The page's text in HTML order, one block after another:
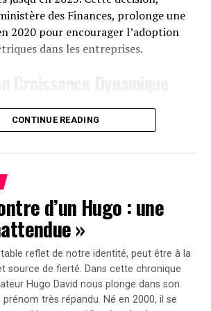
une offre promotionnelle
active du20 janvier au 23 février
acheteurs intéressés d’acquérir
représente une avancée significative
la durabilité environnementale.
des Finances, prolonge une
2020 pour encourager l’adoption
dans les entreprises.
intervient à un moment clé, alors
voitures électriques continue
représentent désormais 84%
véhicules électriques, contre
2018.
mesure permet aux sociétés
des bornes de recharge pour
impact fiscal. Les frais liés à
recharges ne seront pas pris en
des avantages en nature. De plus,
CONTINUE READING
d’un Hugo : une
»
reflet de notre identité, peut être à la
source de fierté. Dans cette chronique
Hugo David nous plonge dans son
très répandu. Né en 2000, il se